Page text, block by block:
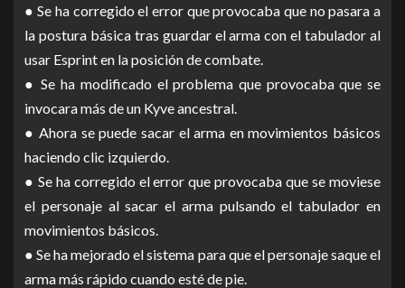
● Se ha corregido el error que provocaba que no pasara a
la postura básica tras guardar el arma con el tabulador al
usar Esprint en la posición de combate.
● Se ha modificado el problema que provocaba que se
invocara más de un Kyve ancestral.
● Ahora se puede sacar el arma en movimientos básicos
haciendo clic izquierdo.
● Se ha corregido el error que provocaba que se moviese
el personaje al sacar el arma pulsando el tabulador en
movimientos básicos.
● Se ha mejorado el sistema para que el personaje saque el
arma más rápido cuando esté de pie.